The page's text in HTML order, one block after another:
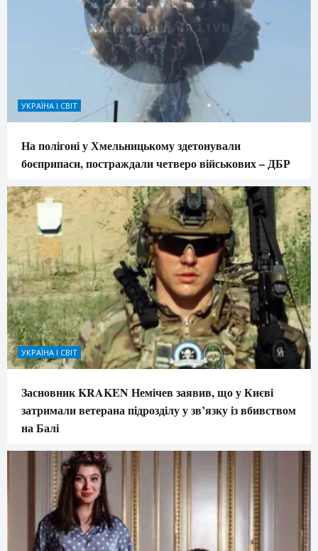
УКРАЇНА І СВІТ
На полігоні у Хмельницькому здетонували
боєприпаси, постраждали четверо військових – ДБР
УКРАЇНА І СВІТ
Засновник KRAKEN Немічев заявив, що у Києві
затримали ветерана підрозділу у зв’язку із вбивством
на Балі